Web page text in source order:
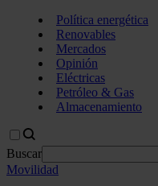
Política energética
Renovables
Mercados
Opinión
Eléctricas
Petróleo & Gas
Almacenamiento
Buscar
Movilidad